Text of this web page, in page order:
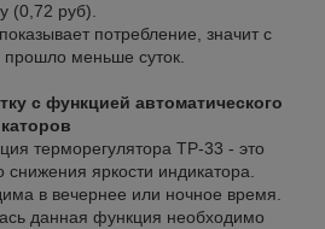
(0,72 руб).
потребление, значит с
меньше суток.
с функцией автоматического
терморегулятора ТР-33 - это
снижения яркости индикатора.
в вечернее или ночное время.
данная функция необходимо